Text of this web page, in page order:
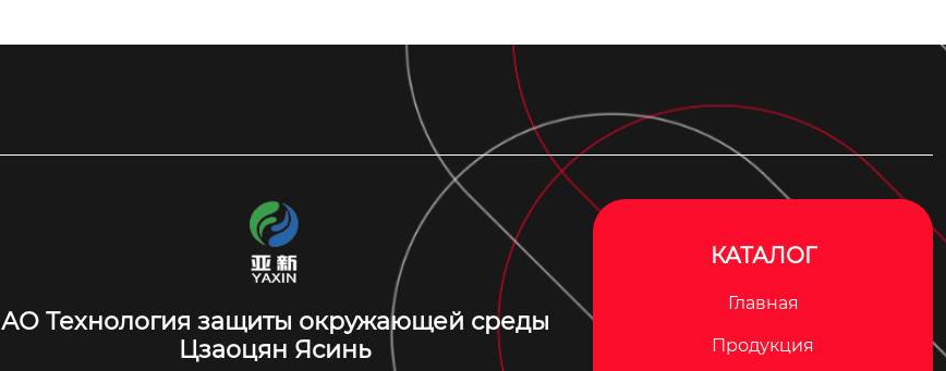
АО Технология защиты окружающей среды
Цзаоцян Ясинь
КАТАЛОГ
Главная
Продукция